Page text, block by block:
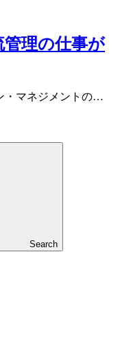
理の仕事が
・マネジメントの…
Search